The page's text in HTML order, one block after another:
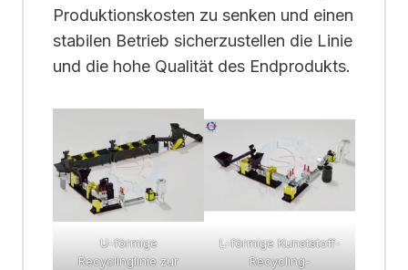
Produktionskosten zu senken und einen
stabilen Betrieb sicherzustellen die Linie
und die hohe Qualität des Endprodukts.
U-förmige
Recyclinglinie zur
L-förmige Kunststoff-
Recycling-